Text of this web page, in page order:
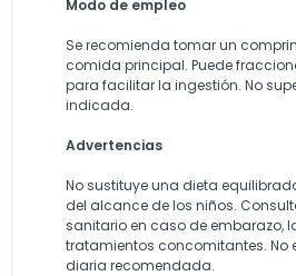
Modo de empleo
Se recomienda tomar un
comida principal. Puede
para facilitar la ingestión. No
indicada.
Advertencias
No sustituye una dieta
del alcance de los niños.
sanitario en caso de embarazo,
tratamientos concomitantes. No
diaria recomendada.